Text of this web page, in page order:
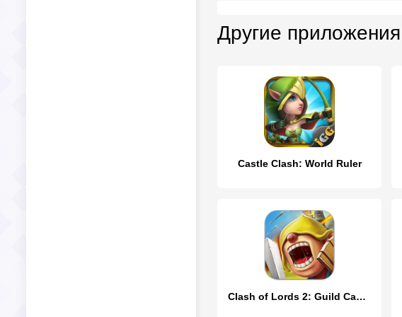
Другие приложения
Castle Clash: World Ruler
Clash of Lords 2: Guild Castle